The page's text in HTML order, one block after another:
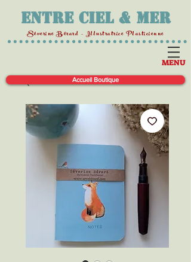
Entre Ciel & Mer
Séverine Bérard - Illustratrice Plasticienne
MENU
Accueil Boutique